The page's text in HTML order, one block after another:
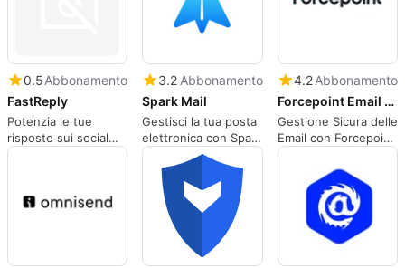
0.5Abbonamento
FastReply
Potenzia le tue
risposte sui social
con FastReply
3.2 Abbonamento
Spark Mail
Gestisci la tua posta
elettronica con Spark
Mail
4.2Abbonamento
Forcepoint Email DLP
Gestione Sicura delle
Email con Forcepoint
Email DLP